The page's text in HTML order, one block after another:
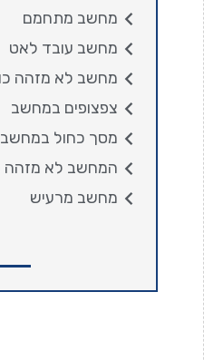
מחשב מתחמם
מחשב עובד לאט
מחשב לא מזהה
צפצופים במחשב
מסך כחול במחשב
המחשב לא מזהה
מחשב מרעיש